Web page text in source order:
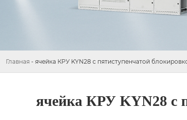
Главная - ячейка КРУ KYN28 с пятиступенчатой
ячейка КРУ KYN28 с